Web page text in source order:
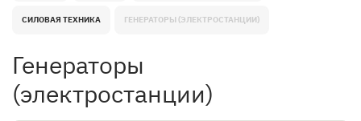
СИЛОВАЯ ТЕХНИКА ГЕНЕРАТОРЫ (ЭЛЕКТРОСТАНЦИИ)
Генераторы
(электростанции)